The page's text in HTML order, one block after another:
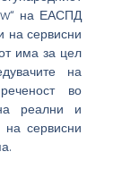
на ЕАСПД
на сервисни
има за цел
на
во
реални и
сервисни